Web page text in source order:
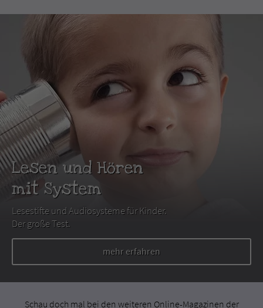
Lesen und Hören
mit System
Lesestifte und Audiosysteme für Kinder.
Der große Test.
mehr erfahren
Schau doch mal bei den weiteren Online-Magazinen der